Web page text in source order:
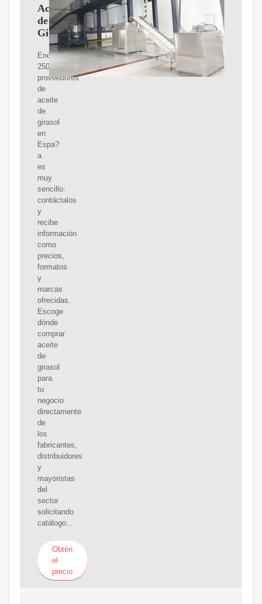
Aceite
de
Girasol
Encontrar
250
proveedores
de
aceite
de
girasol
en
Espa?
a
es
muy
sencillo:
contáctalos
y
recibe
información
como
precios,
formatos
y
marcas
ofrecidas.
Escoge
dónde
comprar
aceite
de
girasol
para
tu
negocio
directamente
de
los
fabricantes,
distribuidores
y
mayoristas
del
sector
solicitando
catálogo...
Obtén
el
precio